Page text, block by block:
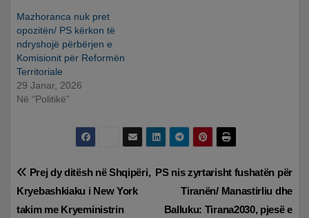
Mazhoranca nuk pret
opozitën/ PS kërkon të
ndryshojë përbërjen e
Komisionit për Reformën
Territoriale
29 Janar, 2026
Në “Politikë”
Lëvizje
te
PS nis zyrtarisht fushatën për
Tiranën/ Manastirliu dhe
Balluku: Tirana2030, pjesë e
Prej dy ditësh në Shqipëri,
Kryebashkiaku i New York
takim me Kryeministrin